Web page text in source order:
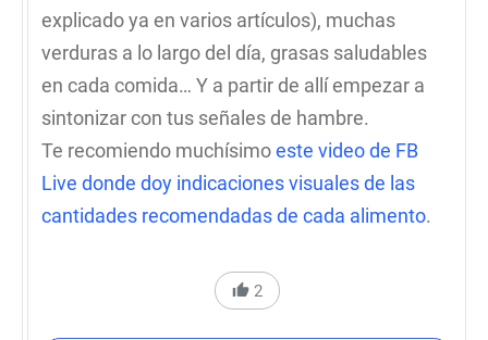
explicado ya en varios artículos), muchas
verduras a lo largo del día, grasas saludables
en cada comida… Y a partir de allí empezar a
sintonizar con tus señales de hambre.
Te recomiendo muchísimoeste video de FB
Live donde doy indicaciones visuales de las
cantidades recomendadas de cada alimento.
2